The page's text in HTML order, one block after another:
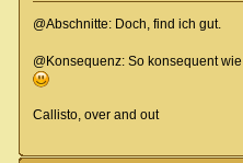
@Abschnitte: Doch, find ich gut.
@Konsequenz: So konsequent
Callisto, over and out